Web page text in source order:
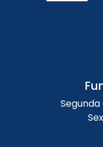
Segunda